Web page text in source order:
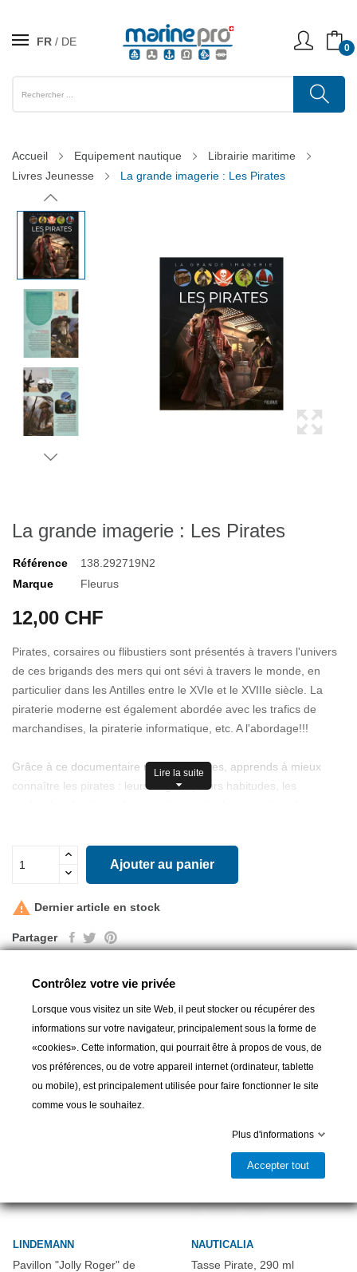
FR DE 0
Accueil Equipement nautique
Librairie maritime
Livres Jeunesse
La grande imagerie : Les Pirates
La grande imagerie : Les Pirates
Référence
138.292719N2
Marque
Fleurus
12,00 CHF
Pirates, corsaires ou flibustiers sont présentés à travers l'univers
de ces brigands des mers qui ont sévi à travers le monde, en
particulier dans les Antilles entre le XVIe et le XVIIIe siècle. La
piraterie moderne est également abordée avec les trafics de
marchandises, la piraterie informatique, etc. A l'abordage!!!
Grâce à ce documentaire riche en images, apprends à mieux
connaître les pirates : leurs origines, leurs habitudes, les
pour apprendre en t'amusant !
Format 29 x 23 cm
Auteur: Stéphanie Redoulès
Date de parution: 07.05.2021
Lire la suite
Ajouter au panier
 Dernier article en stock
Partager
Produits complémentaires
LINDEMANN
Pavillon "Jolly Roger" de
NAUTICALIA
Tasse Pirate, 290 ml
Contrôlez votre vie privée
Lorsque vous visitez un site Web, il peut stocker ou récupérer des
informations sur votre navigateur, principalement sous la forme de
«cookies». Cette information, qui pourrait être à propos de vous, de
vos préférences, ou de votre appareil internet (ordinateur, tablette
ou mobile), est principalement utilisée pour faire fonctionner le site
comme vous le souhaitez.
Plus d'informations
Accepter tout